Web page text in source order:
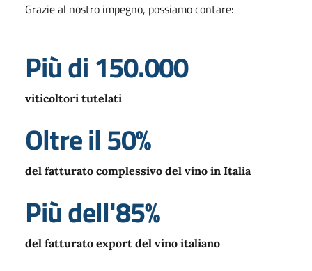
Grazie al nostro impegno, possiamo contare:
Più di 150.000
viticoltori tutelati
Oltre il 50%
del fatturato complessivo del vino in Italia
Più dell'85%
del fatturato export del vino italiano